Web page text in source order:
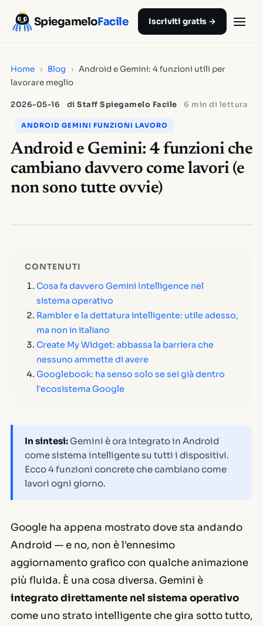
SpiegameloFacile Iscriviti gratis →
Home › Blog › Android e Gemini: 4 funzioni utili per
lavorare meglio
2026-05-16 di Staff Spiegamelo Facile 6 min di lettura
ANDROID GEMINI FUNZIONI LAVORO
Android e Gemini: 4 funzioni che
cambiano davvero come lavori (e
non sono tutte ovvie)
CONTENUTI
Cosa fa davvero Gemini Intelligence nel
sistema operativo
Rambler e la dettatura intelligente: utile adesso,
ma non in italiano
Create My Widget: abbassa la barriera che
nessuno ammette di avere
Googlebook: ha senso solo se sei già dentro
l'ecosistema Google
In sintesi:Gemini è ora integrato in Android
come sistema intelligente su tutti i dispositivi.
Ecco 4 funzioni concrete che cambiano come
lavori ogni giorno.
Google ha appena mostrato dove sta andando
Android — e no, non è l'ennesimo
aggiornamento grafico con qualche animazione
più fluida. È una cosa diversa. Gemini è
integrato direttamente nel sistema operativo
come uno strato intelligente che gira sotto tutto,